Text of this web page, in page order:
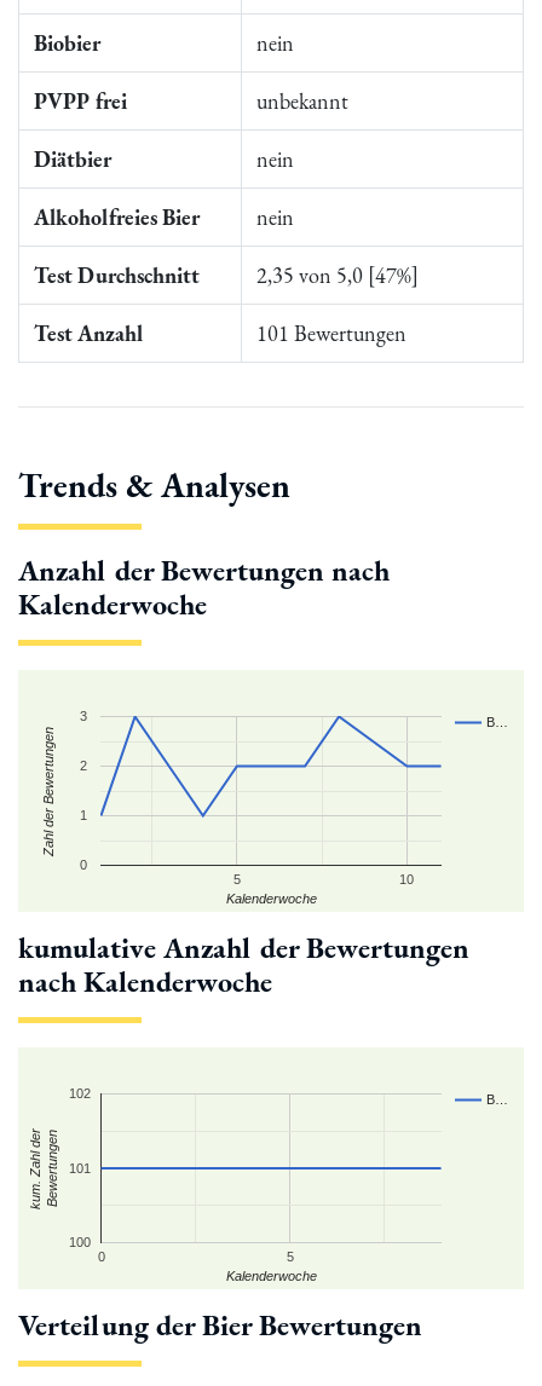
Biobier nein
PVPP frei unbekannt
Diätbier nein
Alkoholfreies Bier nein
Test Durchschnitt 2,35 von 5,0 [47%]
Test Anzahl 101 Bewertungen
Trends & Analysen
Anzahl der Bewertungen nach
Kalenderwoche
B…
5 10
0
1
2
3
Kalenderwoche
Zahl der Bewertungen
kumulative Anzahl der Bewertungen
nach Kalenderwoche
B…
0 5
100
101
102
Kalenderwoche
kum. Zahl derBewertungen
Verteilung der Bier Bewertungen